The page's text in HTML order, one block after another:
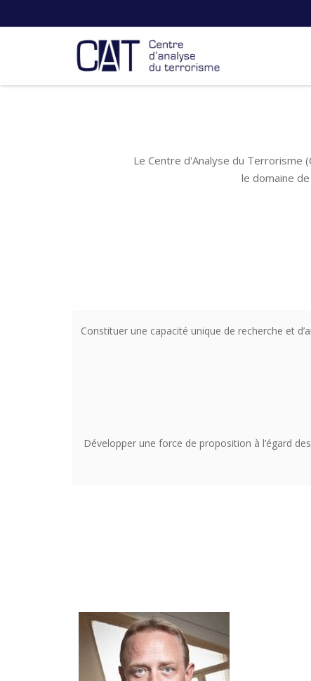
Le Centre d'Analyse du Terrorisme
le domaine
Constituer une capacité unique de recherche et
Développer une force de proposition à l’égard